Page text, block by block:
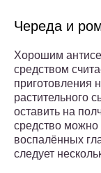
Череда и
Хорошим
средством
приготовления
растительного
оставить на
средство
воспалённых
следует